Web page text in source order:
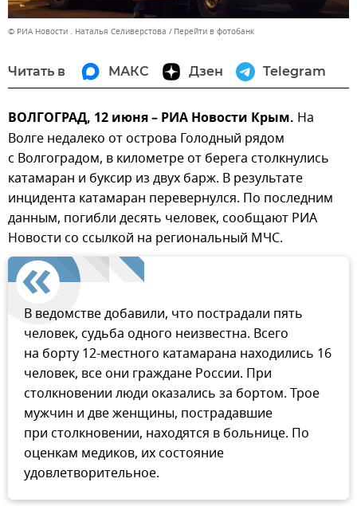
© РИА Новости . Наталья Селиверстова Перейти в фотобанк
Читать в МАКС Дзен Telegram
ВОЛГОГРАД, 12 июня – РИА Новости Крым. На
Волге недалеко от острова Голодный рядом
с Волгоградом, в километре от берега столкнулись
катамаран и буксир из двух барж. В результате
инцидента катамаран перевернулся. По последним
данным, погибли десять человек, сообщают РИА
Новости со ссылкой на региональный МЧС.
В ведомстве добавили, что пострадали пять
человек, судьба одного неизвестна. Всего
на борту 12-местного катамарана находились 16
человек, все они граждане России. При
столкновении люди оказались за бортом. Трое
мужчин и две женщины, пострадавшие
при столкновении, находятся в больнице. По
оценкам медиков, их состояние
удовлетворительное.